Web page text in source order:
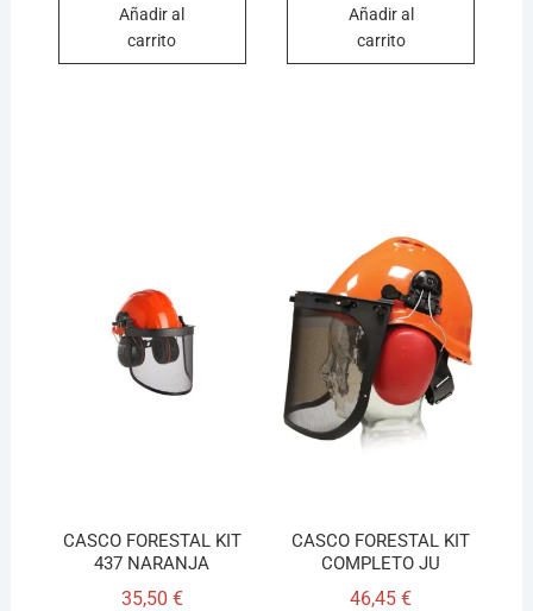
Añadir al
carrito
Añadir al
carrito
CASCO FORESTAL KIT
437 NARANJA
35,50 €
CASCO FORESTAL KIT
COMPLETO JU
46,45€